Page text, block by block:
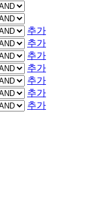
추가
추가
추가
추가
추가
추가
추가